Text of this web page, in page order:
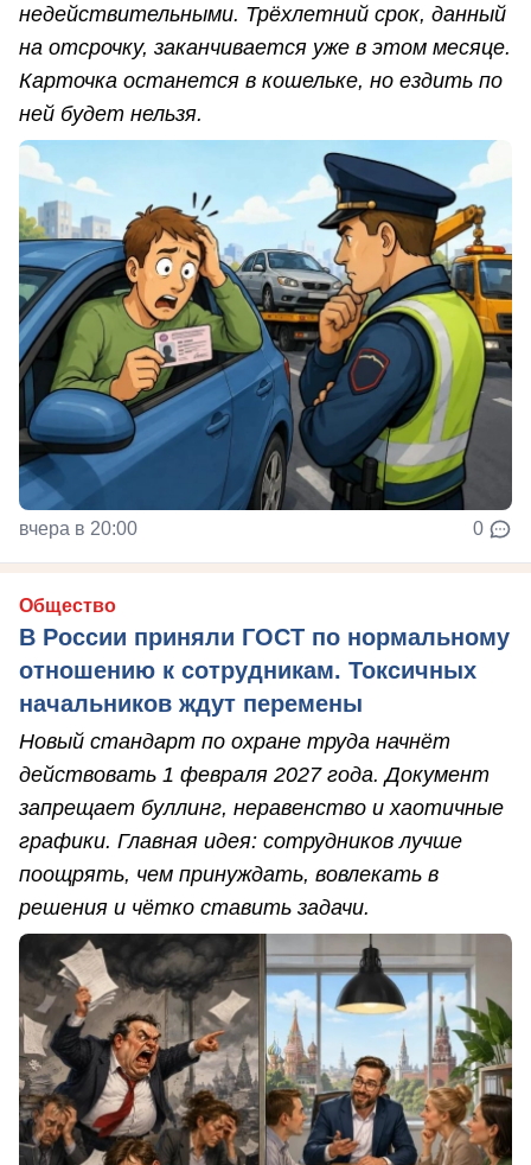
недействительными. Трёхлетний срок, данный
на отсрочку, заканчивается уже в этом месяце.
Карточка останется в кошельке, но ездить по
ней будет нельзя.
вчера в 20:00 0
Общество
В России приняли ГОСТ по нормальному
отношению к сотрудникам. Токсичных
начальников ждут перемены
Новый стандарт по охране труда начнёт
действовать 1 февраля 2027 года. Документ
запрещает буллинг, неравенство и хаотичные
графики. Главная идея: сотрудников лучше
поощрять, чем принуждать, вовлекать в
решения и чётко ставить задачи.